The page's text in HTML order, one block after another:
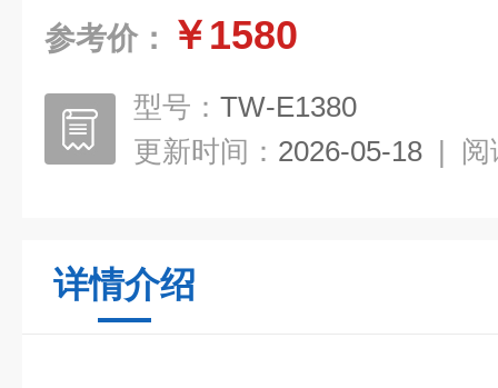
参考价： ￥1580
型号： TW-E1380
更新时间： 2026-05-18 | 阅
详情介绍